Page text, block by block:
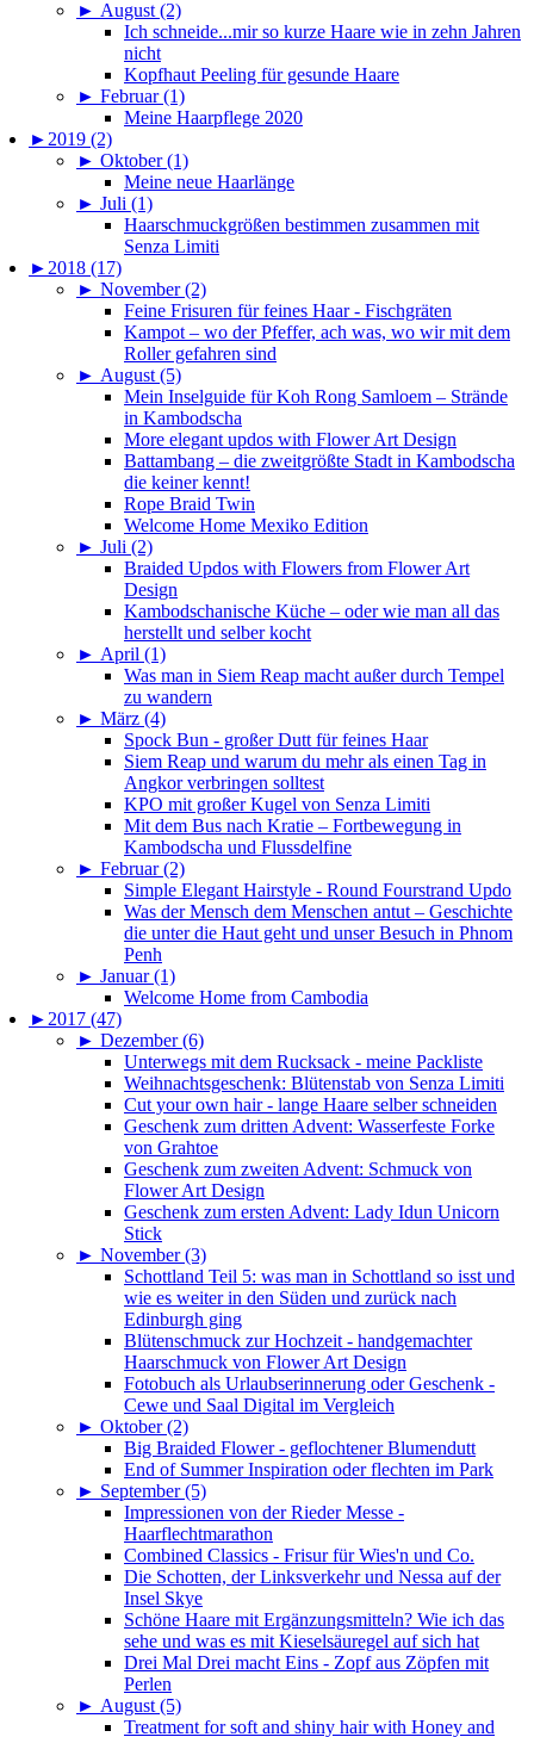
► August (2)
Ich schneide...mir so kurze Haare wie in zehn Jahren
nicht
Kopfhaut Peeling für gesunde Haare
► Februar (1)
Meine Haarpflege 2020
► 2019 (2)
► Oktober (1)
Meine neue Haarlänge
► Juli (1)
Haarschmuckgrößen bestimmen zusammen mit
Senza Limiti
► 2018 (17)
► November (2)
Feine Frisuren für feines Haar - Fischgräten
Kampot – wo der Pfeffer, ach was, wo wir mit dem
Roller gefahren sind
► August (5)
Mein Inselguide für Koh Rong Samloem – Strände
in Kambodscha
More elegant updos with Flower Art Design
Battambang – die zweitgrößte Stadt in Kambodscha
die keiner kennt!
Rope Braid Twin
Welcome Home Mexiko Edition
► Juli (2)
Braided Updos with Flowers from Flower Art
Design
Kambodschanische Küche – oder wie man all das
herstellt und selber kocht
► April (1)
Was man in Siem Reap macht außer durch Tempel
zu wandern
► März (4)
Spock Bun - großer Dutt für feines Haar
Siem Reap und warum du mehr als einen Tag in
Angkor verbringen solltest
KPO mit großer Kugel von Senza Limiti
Mit dem Bus nach Kratie – Fortbewegung in
Kambodscha und Flussdelfine
► Februar (2)
Simple Elegant Hairstyle - Round Fourstrand Updo
Was der Mensch dem Menschen antut – Geschichte
die unter die Haut geht und unser Besuch in Phnom
Penh
► Januar (1)
Welcome Home from Cambodia
► 2017 (47)
► Dezember (6)
Unterwegs mit dem Rucksack - meine Packliste
Weihnachtsgeschenk: Blütenstab von Senza Limiti
Cut your own hair - lange Haare selber schneiden
Geschenk zum dritten Advent: Wasserfeste Forke
von Grahtoe
Geschenk zum zweiten Advent: Schmuck von
Flower Art Design
Geschenk zum ersten Advent: Lady Idun Unicorn
Stick
► November (3)
Schottland Teil 5: was man in Schottland so isst und
wie es weiter in den Süden und zurück nach
Edinburgh ging
Blütenschmuck zur Hochzeit - handgemachter
Haarschmuck von Flower Art Design
Fotobuch als Urlaubserinnerung oder Geschenk -
Cewe und Saal Digital im Vergleich
► Oktober (2)
Big Braided Flower - geflochtener Blumendutt
End of Summer Inspiration oder flechten im Park
► September (5)
Impressionen von der Rieder Messe -
Haarflechtmarathon
Combined Classics - Frisur für Wies'n und Co.
Die Schotten, der Linksverkehr und Nessa auf der
Insel Skye
Schöne Haare mit Ergänzungsmitteln? Wie ich das
sehe und was es mit Kieselsäuregel auf sich hat
Drei Mal Drei macht Eins - Zopf aus Zöpfen mit
Perlen
► August (5)
Treatment for soft and shiny hair with Honey and